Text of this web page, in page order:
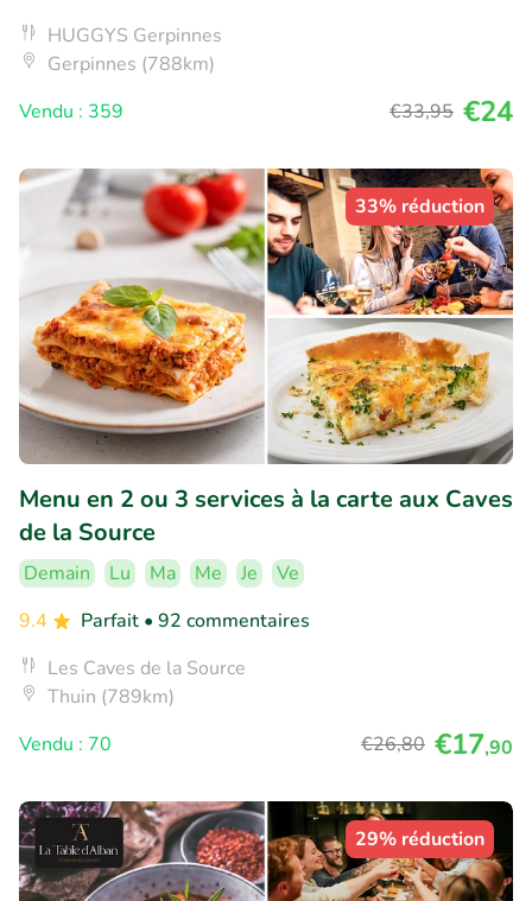
HUGGYS Gerpinnes
Gerpinnes (788km)
Vendu : 359
€33,95 €24
33% réduction
Menu en 2 ou 3 services à la carte aux Caves
de la Source
Demain Lu Ma Me Je
Ve
9.4
Parfait • 92 commentaires
Les Caves de la Source
Thuin (789km)
Vendu : 70
€26,80 €17,90
29% réduction